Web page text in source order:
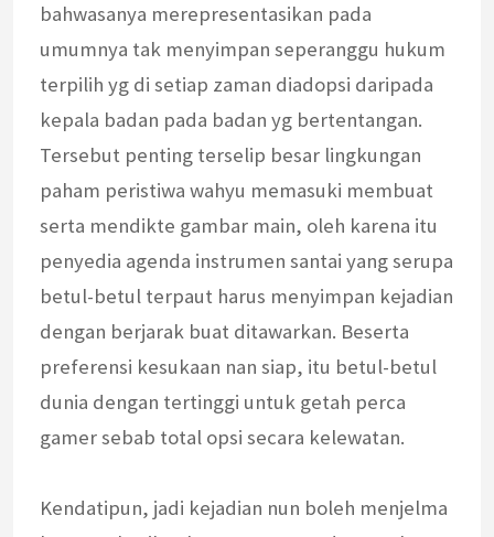
bahwasanya merepresentasikan pada
umumnya tak menyimpan seperanggu hukum
terpilih yg di setiap zaman diadopsi daripada
kepala badan pada badan yg bertentangan.
Tersebut penting terselip besar lingkungan
paham peristiwa wahyu memasuki membuat
serta mendikte gambar main, oleh karena itu
penyedia agenda instrumen santai yang serupa
betul-betul terpaut harus menyimpan kejadian
dengan berjarak buat ditawarkan. Beserta
preferensi kesukaan nan siap, itu betul-betul
dunia dengan tertinggi untuk getah perca
gamer sebab total opsi secara kelewatan.
Kendatipun, jadi kejadian nun boleh menjelma